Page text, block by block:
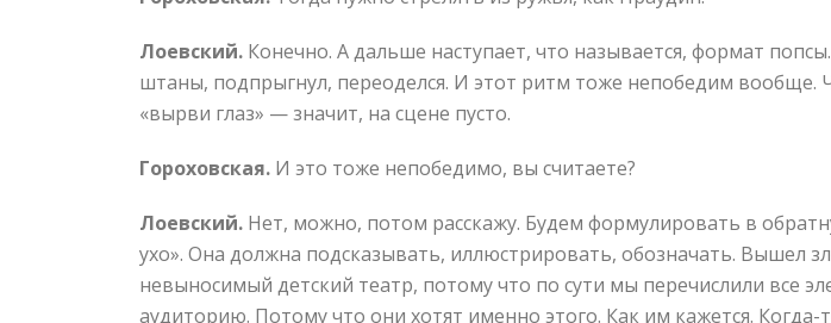
Лоевский. Конечно. А дальше наступает, что называется, формат
штаны, подпрыгнул, переоделся. И этот ритм тоже непобедим вообще.
«вырви глаз» — значит, на сцене пусто.
Гороховская. И это тоже непобедимо, вы считаете?
Лоевский. Нет, можно, потом расскажу. Будем формулировать в
ухо». Она должна подсказывать, иллюстрировать, обозначать. Вышел
невыносимый детский театр, потому что по сути мы перечислили все
аудиторию. Потому что они хотят именно этого. Как им кажется.